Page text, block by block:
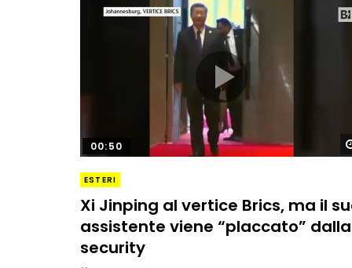
00:50
ESTERI
Xi Jinping al vertice Brics, ma il
assistente viene “placcato” dalla
security